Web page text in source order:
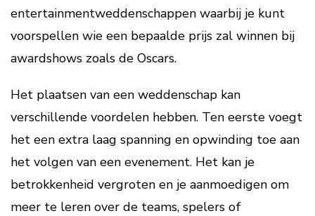
entertainmentweddenschappen waarbij je kunt
voorspellen wie een bepaalde prijs zal winnen bij
awardshows zoals de Oscars.
Het plaatsen van een weddenschap kan
verschillende voordelen hebben. Ten eerste voegt
het een extra laag spanning en opwinding toe aan
het volgen van een evenement. Het kan je
betrokkenheid vergroten en je aanmoedigen om
meer te leren over de teams, spelers of